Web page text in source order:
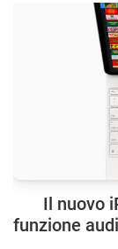
Il nuovo
funzione